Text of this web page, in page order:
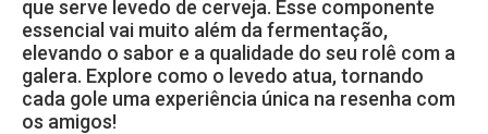
que serve levedo de cerveja. Esse componente
essencial vai muito além da fermentação,
elevando o sabor e a qualidade do seu rolê com a
galera. Explore como o levedo atua, tornando
cada gole uma experiência única na resenha com
os amigos!